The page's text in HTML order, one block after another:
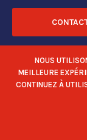
RÉSEAUX
NOUS
MEILLEURE
CONTINUEZ À